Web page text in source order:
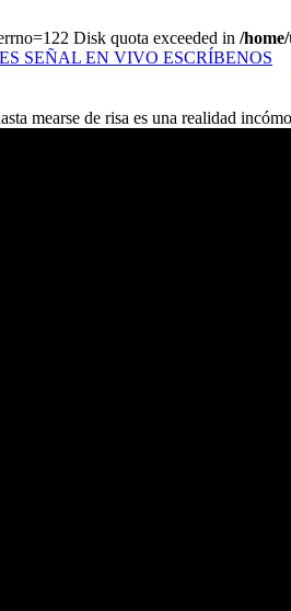
Disk quota exceeded in /
SEÑAL EN VIVO ESCRÍBENOS
mearse de risa es una realidad